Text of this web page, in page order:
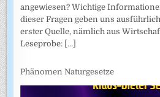
angewiesen? Wichtige
dieser Fragen geben uns
erster Quelle, nämlich aus
Leseprobe: [...]
Phänomen Naturgesetze